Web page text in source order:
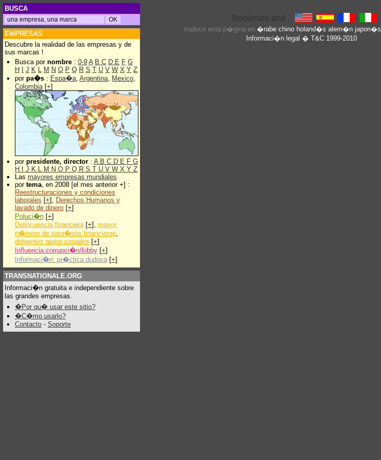
BUSCA
EMPRESAS
Descubre la realidad de las empresas y de
sus marcas !
Busca por nombre : 0-9 A B C D E F G
H
J K L M N O P Q R S T U V W X Y Z
por pa�s : Espa�a, Argentina, Mexico,
Colombia[+]
por presidente, director : A B C D E F G
H
J K L M N O P Q R S T U V W X Y Z
Las mayores empresas mundiales
por tema, en 2008 [el mes anterior +] :
Reestructuraciones y condiciones
laborales [+], Derechos Humanos y
lavado de dinero [+]
Poluci�n [+]
Delincuencia financiera[+], mayor
n�mero de para�sos financieros,
dirigentes mejor pagados [+]
Influencia:corrupci�n/lobby [+]
Informaci�n: pr�ctica dudosa [+]
TRANSNATIONALE.ORG
Informaci�n gratuita e independiente sobre
las grandes empresas.
�Por qu� usar este sitio?
�C�mo usarlo?
Contacto - Soporte
traducir esta p�gina en �rabe chino holand�s alem�n japon�s
Informaci�n legal � T&C 1999-2010